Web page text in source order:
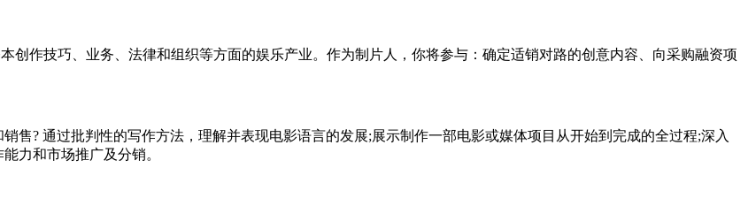
创作技巧、业务、法律和组织等方面的娱乐产业。作为制片人，你将参与：确定适销对路的创意内容、向采购融资项
售? 通过批判性的写作方法，理解并表现电影语言的发展;展示制作一部电影或媒体项目从开始到完成的全过程;深入
力和市场推广及分销。